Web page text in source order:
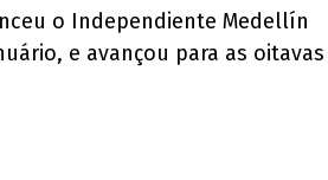
o Independiente Medellín
e avançou para as oitavas